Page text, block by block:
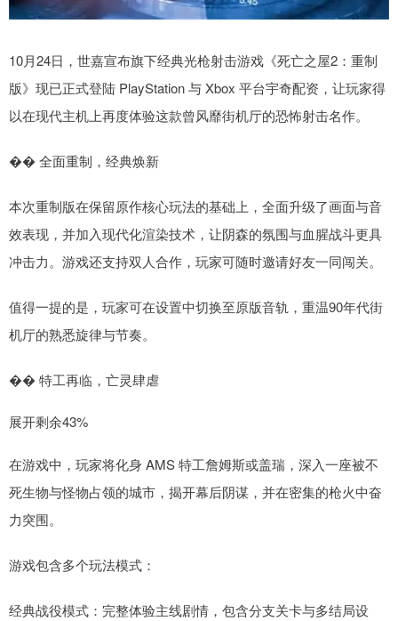
10月24日，世嘉宣布旗下经典光枪射击游戏《死亡之屋2：重制
版》现已正式登陆 PlayStation 与 Xbox 平台宇奇配资，让玩家得
以在现代主机上再度体验这款曾风靡街机厅的恐怖射击名作。
�� 全面重制，经典焕新
本次重制版在保留原作核心玩法的基础上，全面升级了画面与音
效表现，并加入现代化渲染技术，让阴森的氛围与血腥战斗更具
冲击力。游戏还支持双人合作，玩家可随时邀请好友一同闯关。
值得一提的是，玩家可在设置中切换至原版音轨，重温90年代街
机厅的熟悉旋律与节奏。
�� 特工再临，亡灵肆虐
展开剩余43%
在游戏中，玩家将化身 AMS 特工詹姆斯或盖瑞，深入一座被不
死生物与怪物占领的城市，揭开幕后阴谋，并在密集的枪火中奋
力突围。
游戏包含多个玩法模式：
经典战役模式：完整体验主线剧情，包含分支关卡与多结局设